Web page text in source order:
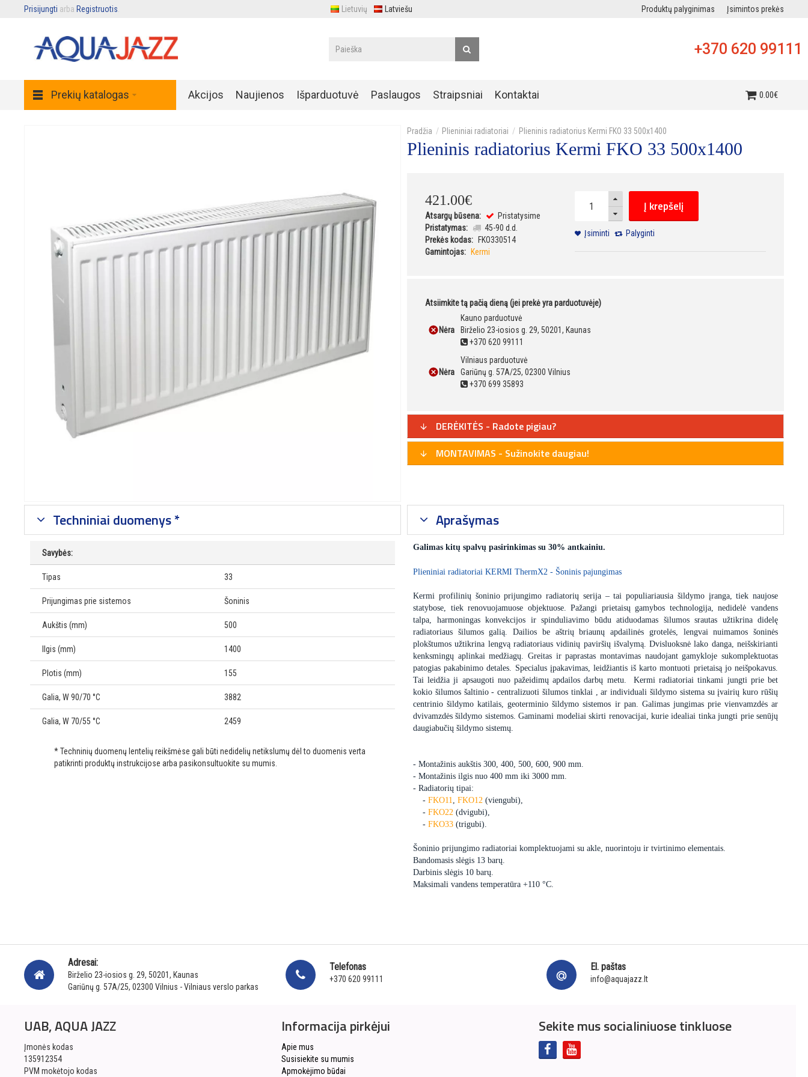
Prisijungti arba Registruotis Lietuvių Latviešu Produktų palyginimas Įsimintos prekės
+370 620 99111
Prekių katalogas Akcijos Naujienos Išparduotuvė Paslaugos Straipsniai Kontaktai 0.00€
Plieniniai radiatoriai Plieninis radiatorius Kermi FKO 33 500x1400
Plieninis radiatorius Kermi FKO 33 500x1400
421.00€
Atsargų būsena:
Pristatysime
Pristatymas:
45-90 d.d.
Prekės kodas:
FKO330514
Gamintojas:
Kermi
Į krepšelį
Įsiminti Palyginti
Atsiimkite tą pačią dieną (jei prekė yra parduotuvėje)
Nėra
Kauno parduotuvė
Birželio 23-iosios g. 29, 50201, Kaunas
+370 620 99111
Nėra
Vilniaus parduotuvė
Gariūnų g. 57A/25, 02300 Vilnius
+370 699 35893
DERĖKITĖS - Radote pigiau?
MONTAVIMAS - Sužinokite daugiau!
Techniniai duomenys *
Savybės:
Tipas 33
Prijungimas prie sistemos Šoninis
Aukštis (mm) 500
Ilgis (mm) 1400
Plotis (mm) 155
Galia, W 90/70 °C 3882
Galia, W 70/55 °C 2459
* Techninių duomenų lentelių reikšmėse gali būti nedidelių netikslumų dėl to duomenis verta
patikrinti produktų instrukcijose arba pasikonsultuokite su mumis.
Aprašymas
Galimas kitų spalvų pasirinkimas su 30% antkainiu.
Plieniniai radiatoriai KERMI ThermX2 - Šoninis pajungimas
Kermi profilinių šoninio prijungimo radiatorių serija – tai populiariausia šildymo įranga, tiek naujose
statybose, tiek renovuojamuose objektuose. Pažangi prietaisų gamybos technologija, nedidelė vandens
talpa, harmoningas konvekcijos ir spinduliavimo būdu atiduodamas šilumos srautas užtikrina didelę
radiatoriaus šilumos galią. Dailios be aštrių briaunų apdailinės grotelės, lengvai nuimamos šoninės
plokštumos užtikrina lengvą radiatoriaus vidinių paviršių išvalymą. Dvisluoksnė lako danga, neišskirianti
kenksmingų aplinkai medžiagų. Greitas ir paprastas montavimas naudojant gamykloje sukomplektuotas
patogias pakabinimo detales. Specialus įpakavimas, leidžiantis iš karto montuoti prietaisą jo neišpokavus.
Tai leidžia ji apsaugoti nuo pažeidimų apdailos darbų metu. Kermi radiatoriai tinkami jungti prie bet
kokio šilumos šaltinio - centralizuoti šilumos tinklai , ar individuali šildymo sistema su įvairių kuro rūšių
centrinio šildymo katilais, geoterminio šildymo sistemos ir pan. Galimas jungimas prie vienvamzdės ar
dvivamzdės šildymo sistemos. Gaminami modeliai skirti renovacijai, kurie idealiai tinka jungti prie senūjų
daugiabučių šildymo sistemų.
- Montažinis aukštis 300, 400, 500, 600, 900 mm.
- Montažinis ilgis nuo 400 mm iki 3000 mm.
- Radiatorių tipai:
- FKO11, FKO12 (viengubi),
- FKO22 (dvigubi),
- FKO33 (trigubi).
Šoninio prijungimo radiatoriai komplektuojami su akle, nuorintoju ir tvirtinimo elementais.
Bandomasis slėgis 13 barų.
Darbinis slėgis 10 barų.
Maksimali vandens temperatūra +110 °C.
Adresai:
Birželio 23-iosios g. 29, 50201, Kaunas
Gariūnų g. 57A/25, 02300 Vilnius - Vilniaus verslo parkas
Telefonas
+370 620 99111
El. paštas
info@aquajazz.lt
UAB, AQUA JAZZ
Įmonės kodas
135912354
PVM mokėtojo kodas
Informacija pirkėjui
Apie mus
Susisiekite su mumis
Apmokėjimo būdai
Sekite mus socialiniuose tinkluose